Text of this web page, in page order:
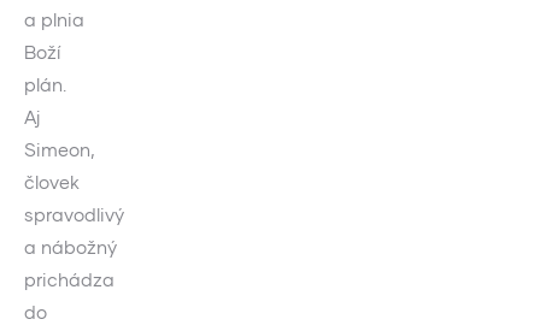
a plnia
Boží
plán.
Aj
Simeon,
človek
spravodlivý
a nábožný
prichádza
do